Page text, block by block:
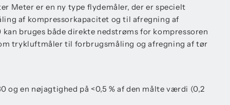
Meter er en ny type flydemåler, der er specielt
af kompressorkapacitet og til afregning af
bruges både direkte nedstrøms for kompressoren
trykluftmåler til forbrugsmåling og afregning af tør
og en nøjagtighed på <0,5 % af den målte værdi (0,2